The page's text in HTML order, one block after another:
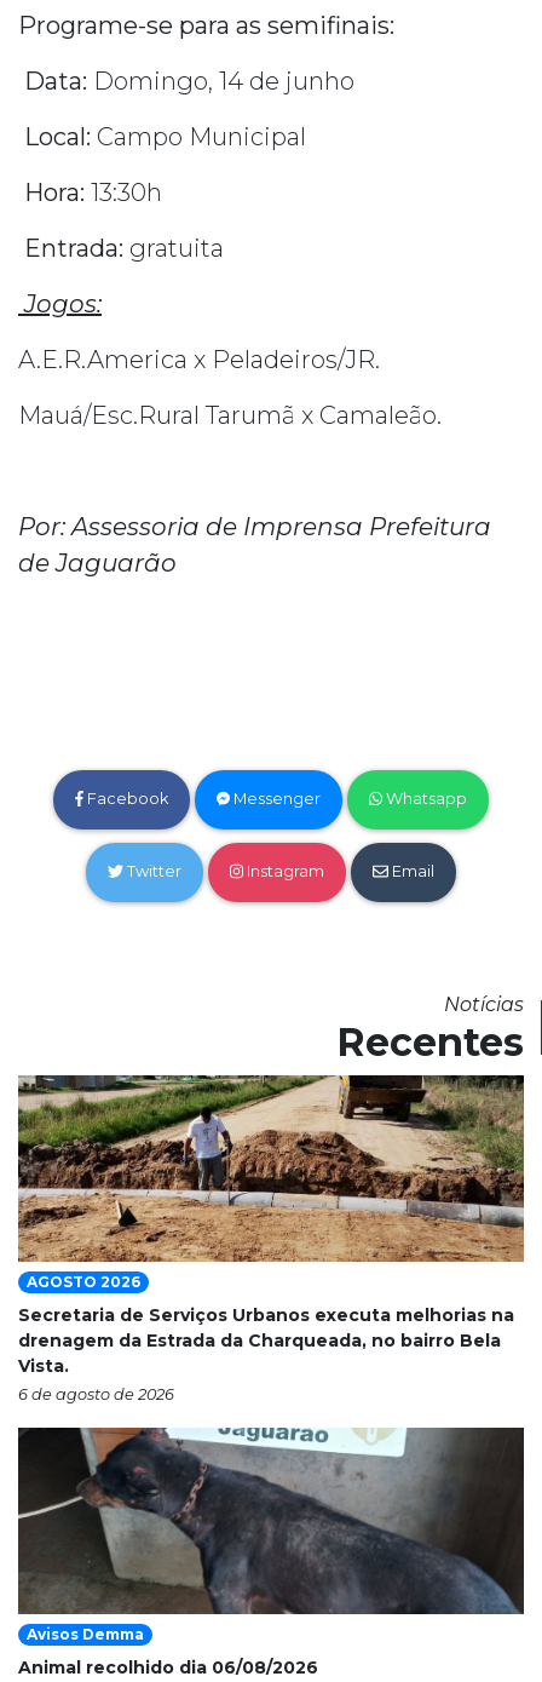
Programe-se para as semifinais:
Data: Domingo, 14 de junho
Local: Campo Municipal
Hora: 13:30h
Entrada: gratuita
Jogos:
A.E.R.America x Peladeiros/JR.
Mauá/Esc.Rural Tarumã x Camaleão.
Por: Assessoria de Imprensa Prefeitura
de Jaguarão
Facebook Messenger Whatsapp
Twitter Instagram Email
Notícias
Recentes
AGOSTO 2026
Secretaria de Serviços Urbanos executa melhorias na
drenagem da Estrada da Charqueada, no bairro Bela
Vista.
6 de agosto de 2026
Avisos Demma
Animal recolhido dia 06/08/2026